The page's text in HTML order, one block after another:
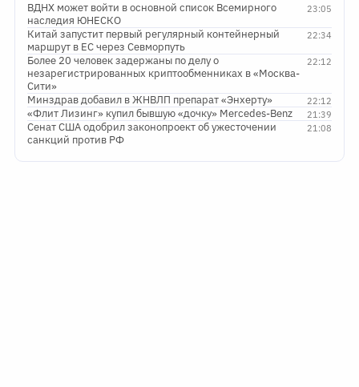
23:05
ВДНХ может войти в основной список Всемирного
наследия ЮНЕСКО
22:34
Китай запустит первый регулярный контейнерный
маршрут в ЕС через Севморпуть
22:12
Более 20 человек задержаны по делу о
незарегистрированных криптообменниках в «Москва-
Сити»
22:12
Минздрав добавил в ЖНВЛП препарат «Энхерту»
21:39
«Флит Лизинг» купил бывшую «дочку» Mercedes-Benz
21:08
Сенат США одобрил законопроект об ужесточении
санкций против РФ